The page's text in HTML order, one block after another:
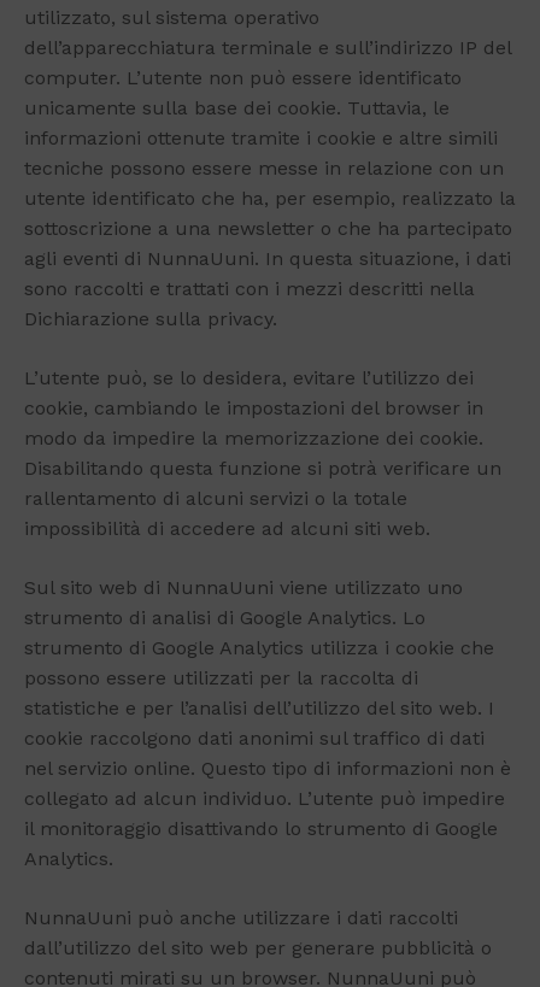
utilizzato, sul sistema operativo
dell’apparecchiatura terminale e sull’indirizzo IP del
computer. L’utente non può essere identificato
unicamente sulla base dei cookie. Tuttavia, le
informazioni ottenute tramite i cookie e altre simili
tecniche possono essere messe in relazione con un
utente identificato che ha, per esempio, realizzato la
sottoscrizione a una newsletter o che ha partecipato
agli eventi di NunnaUuni. In questa situazione, i dati
sono raccolti e trattati con i mezzi descritti nella
Dichiarazione sulla privacy.
L’utente può, se lo desidera, evitare l’utilizzo dei
cookie, cambiando le impostazioni del browser in
modo da impedire la memorizzazione dei cookie.
Disabilitando questa funzione si potrà verificare un
rallentamento di alcuni servizi o la totale
impossibilità di accedere ad alcuni siti web.
Sul sito web di NunnaUuni viene utilizzato uno
strumento di analisi di Google Analytics. Lo
strumento di Google Analytics utilizza i cookie che
possono essere utilizzati per la raccolta di
statistiche e per l’analisi dell’utilizzo del sito web. I
cookie raccolgono dati anonimi sul traffico di dati
nel servizio online. Questo tipo di informazioni non è
collegato ad alcun individuo. L’utente può impedire
il monitoraggio disattivando lo strumento di Google
Analytics.
NunnaUuni può anche utilizzare i dati raccolti
dall’utilizzo del sito web per generare pubblicità o
contenuti mirati su un browser. NunnaUuni può